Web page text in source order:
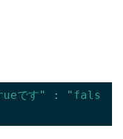
です" :
"falseで